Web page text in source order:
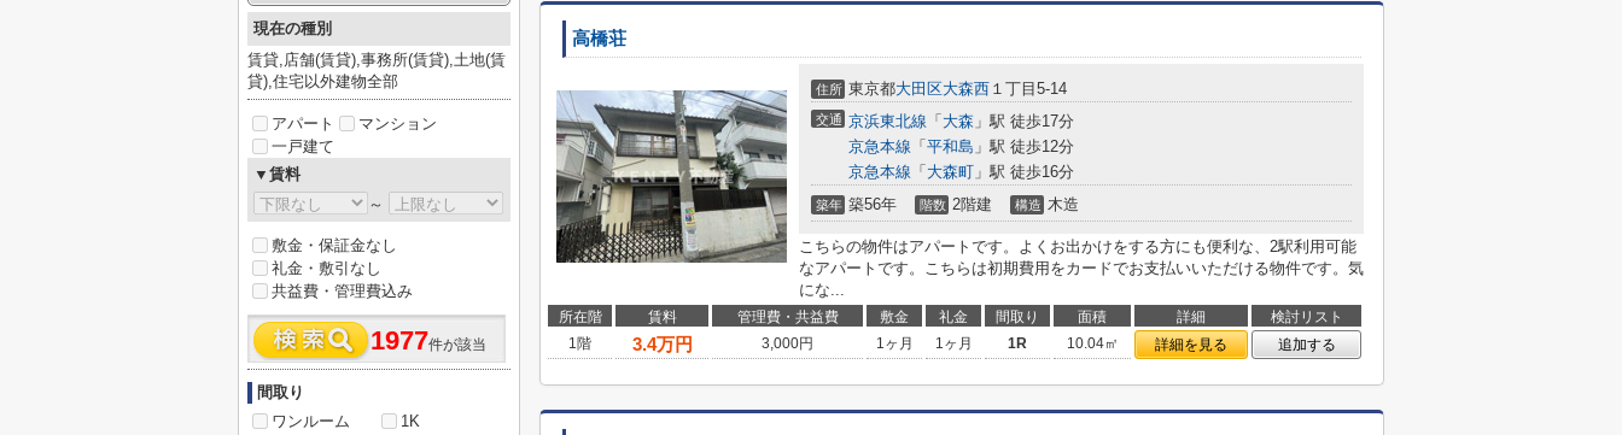
高橋荘
住所 東京都大田区大森西 １丁目5-14
交通 京浜東北線 「 大森 」駅 徒歩17分
京急本線 「 平和島 」駅 徒歩12分
京急本線 「 大森町 」駅 徒歩16分
築年 築56年 階数 2階建 構造 木造
こちらの物件はアパートです。よくお出かけをする方にも便利な、2駅利用可能
なアパートです。こちらは初期費用をカードでお支払いいただける物件です。気
にな...
所在階 賃料 管理費・共益費 敷金 礼金 間取り 面積 詳細
検討リスト
1階
3.4万円 3,000円 1ヶ月 1ヶ月 1R 10.04㎡ 詳細を見る 追加する
現在の種別
賃貸,店舗(賃貸),事務所(賃貸),土地(賃
貸),住宅以外建物全部
アパート
マンション
一戸建て
▼賃料
～
敷金・保証金なし
礼金・敷引なし
共益費・管理費込み
1977件が該当
間取り
ワンルーム
1K